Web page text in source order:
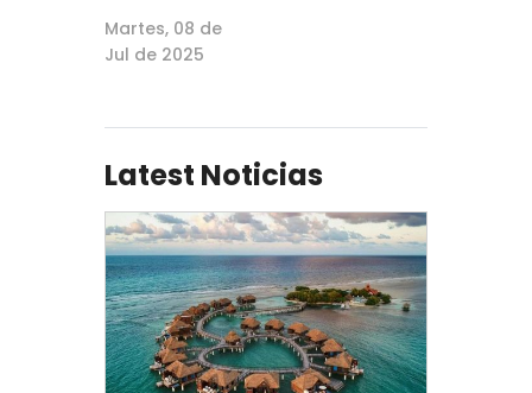
Martes, 08 de
Jul de 2025
Latest Noticias